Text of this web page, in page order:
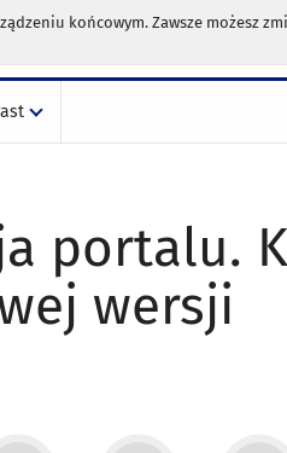
końcowym. Zawsze możesz
portalu.
wersji